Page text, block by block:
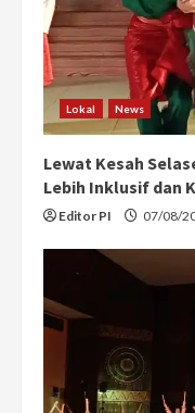
Lokal News
Lewat Kesah
Lebih Inklusif dan
Editor PI 07/08/